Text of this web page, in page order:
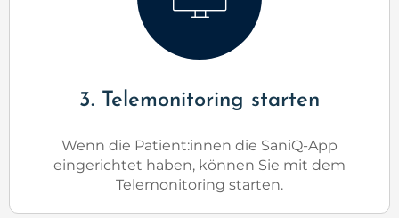
3. Telemonitoring starten
Wenn die Patient:innen die SaniQ-App
eingerichtet haben, können Sie mit dem
Telemonitoring starten.